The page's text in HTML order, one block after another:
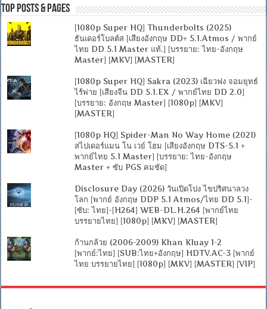
Top Posts & Pages
[1080p Super HQ] Thunderbolts (2025)
ธันเดอร์โบลต์ส [เสียงอังกฤษ DD+ 5.1.Atmos / พากย์
ไทย DD 5.1 Master แท้.] [บรรยาย: ไทย-อังกฤษ
Master] [MKV] [MASTER]
[1080p Super HQ] Sakra (2023) เฉียวฟง จอมยุทธ์
ไร้พ่าย [เสียงจีน DD 5.1.EX / พากย์ไทย DD 2.0]
[บรรยาย: อังกฤษ Master] [1080p] [MKV]
[MASTER]
[1080p HQ] Spider-Man No Way Home (2021)
สไปเดอร์แมน โน เวย์ โฮม [เสียงอังกฤษ DTS-5.1 +
พากย์ไทย 5.1 Master] [บรรยาย: ไทย-อังกฤษ
Master + ซับ PGS คมชัด]
Disclosure Day (2026) วันเปิดโปง ไขปริศนาลวง
โลก [พากย์ อังกฤษ DDP 5.1 Atmos/ไทย DD 5.1]-
[ซับ: ไทย]-[H264] WEB-DL.H.264 [พากย์ไทย
บรรยายไทย] [1080p] [MKV] [MASTER]
ก้านกล้วย (2006-2009) Khan Kluay 1-2
[พากย์:ไทย] [SUB:ไทย+อังกฤษ] HDTV.AC-3 [พากย์
ไทย บรรยายไทย] [1080p] [MKV] [MASTER] [VIP]